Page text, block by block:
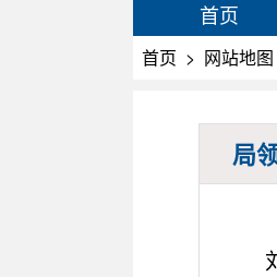
首页
首页 > 网站地图
局